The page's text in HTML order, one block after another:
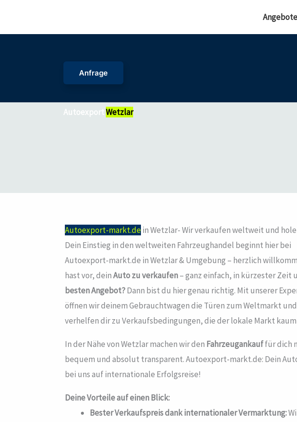
springen
Angebote
AutoexportWetzlar
Anfrage
Autoexport-markt.de in Wetzlar- Wir verkaufen weltweit und
Dein Einstieg in den weltweiten Fahrzeughandel beginnt hier bei
Autoexport-markt.de in Wetzlar & Umgebung – herzlich
hast vor, deinAuto zu verkaufen– ganz einfach, in kürzester Zeit
besten Angebot?Dann bist du hier genau richtig. Mit unserer
öffnen wir deinem Gebrauchtwagen die Türen zum Weltmarkt und
verhelfen dir zu Verkaufsbedingungen, die der lokale Markt
In der Nähe von Wetzlar machen wir den Fahrzeugankauffür dich
bequem und absolut transparent. Autoexport-markt.de: Dein
bei uns auf internationale Erfolgsreise!
Deine Vorteile auf einen Blick:
Bester Verkaufspreis dank internationaler Vermarktung: